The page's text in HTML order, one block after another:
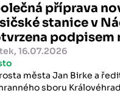
příprava
stanice v
podpisem
16.07.2026
města Jan Birke a
sboru